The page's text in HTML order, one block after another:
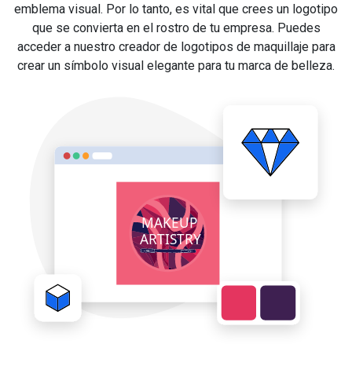
emblema visual. Por lo tanto, es vital que crees un logotipo
que se convierta en el rostro de tu empresa. Puedes
acceder a nuestro creador de logotipos de maquillaje para
crear un símbolo visual elegante para tu marca de belleza.